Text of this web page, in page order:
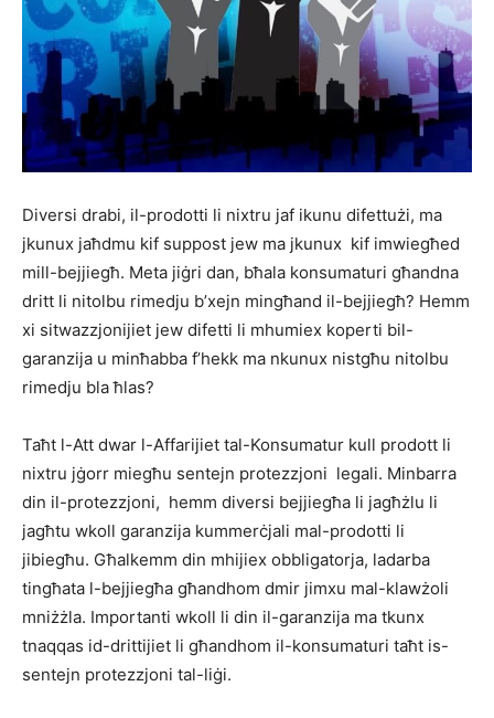
Diversi drabi, il-prodotti li nixtru jaf ikunu difettużi, ma
jkunux jaħdmu kif suppost jew ma jkunux kif imwiegħed
mill-bejjiegħ. Meta jiġri dan, bħala konsumaturi għandna
dritt li nitolbu rimedju b’xejn mingħand il-bejjiegħ? Hemm
xi sitwazzjonijiet jew difetti li mhumiex koperti bil-
garanzija u minħabba f’hekk ma nkunux nistgħu nitolbu
rimedju bla ħlas?
Taħt l-Att dwar l-Affarijiet tal-Konsumatur kull prodott li
nixtru jġorr miegħu sentejn protezzjoni legali. Minbarra
din il-protezzjoni, hemm diversi bejjiegħa li jagħżlu li
jagħtu wkoll garanzija kummerċjali mal-prodotti li
jibiegħu. Għalkemm din mhijiex obbligatorja, ladarba
tingħata l-bejjiegħa għandhom dmir jimxu mal-klawżoli
mniżżla. Importanti wkoll li din il-garanzija ma tkunx
tnaqqas id-drittijiet li għandhom il-konsumaturi taħt is-
sentejn protezzjoni tal-liġi.